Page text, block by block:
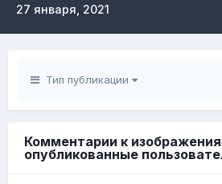
27 января, 2021
Тип публикации
Комментарии к
опубликованные